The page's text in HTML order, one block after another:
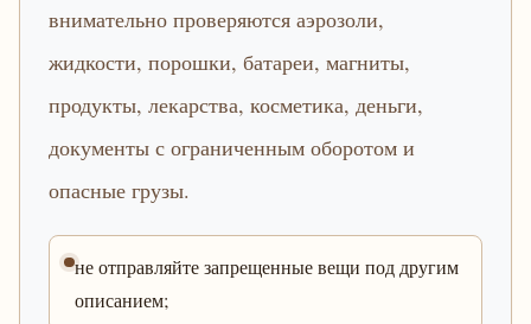
внимательно проверяются аэрозоли,
жидкости, порошки, батареи, магниты,
продукты, лекарства, косметика, деньги,
документы с ограниченным оборотом и
опасные грузы.
не отправляйте запрещенные вещи под другим
описанием;